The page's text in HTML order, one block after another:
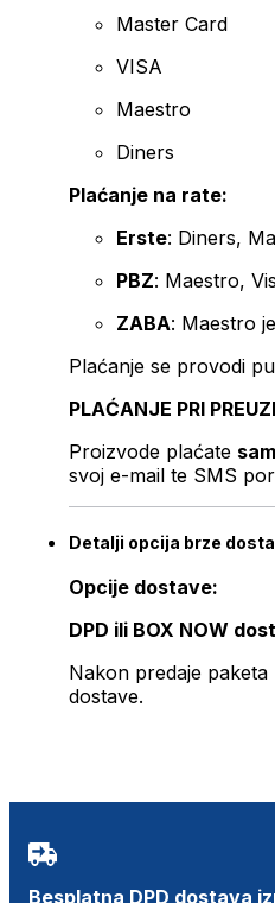
Master Card
VISA
Maestro
Diners
Plaćanje na rate:
Erste: Diners,
PBZ: Maestro,
ZABA: Maestro
Plaćanje se provodi
PLAĆANJE PRI
Proizvode plaćate
svoj e-mail te SMS
Detalji opcija brze
Opcije dostave:
DPD ili BOX NOW
Nakon predaje
dostave.
Besplatna DPD dostava